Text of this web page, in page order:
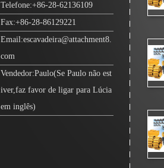
Telefone:+86-28-62136109
Fax:+86-28-86129221
Email:escavadeira@attachment8.
com
Vendedor:Paulo(Se Paulo não est
iver,faz favor de ligar para Lúcia
em inglês)